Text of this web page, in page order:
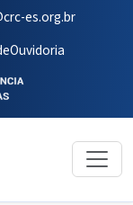
es.org.br
Ouvidoria